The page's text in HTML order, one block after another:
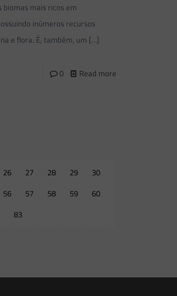
mais ricos em
inúmeros recursos
e flora. É, também, um […]
0 Read more
26 27 28 29
30
56 57 58 59
60
83